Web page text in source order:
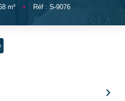
AGENCE
m² • Réf : S-9076